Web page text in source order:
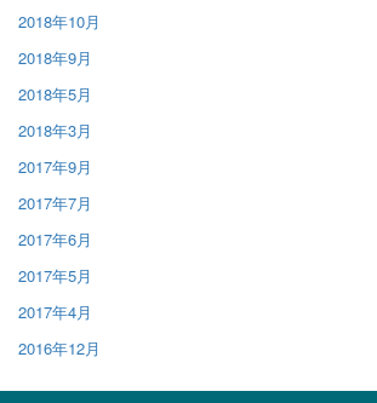
2018年10月
2018年9月
2018年5月
2018年3月
2017年9月
2017年7月
2017年6月
2017年5月
2017年4月
2016年12月